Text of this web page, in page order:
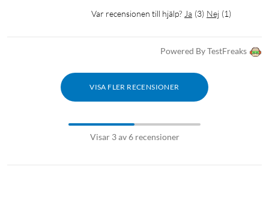
Var recensionen till hjälp? Ja (3) Nej (1)
Powered By TestFreaks
VISA FLER RECENSIONER
Visar 3 av 6 recensioner